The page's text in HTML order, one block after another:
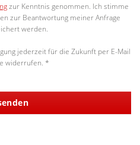
zur Kenntnis genommen. Ich stimme
zur Beantwortung meiner Anfrage
werden.
jederzeit für die Zukunft per E-Mail
widerrufen. *